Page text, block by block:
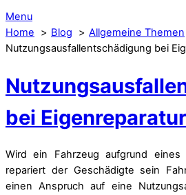
Menu
Home
Blog
Allgemeine Themen
Nutzungsausfallentschädigung bei
bei Eigenreparatur
Wird ein Fahrzeug aufgrund
repariert der Geschädigte sein
einen Anspruch auf eine